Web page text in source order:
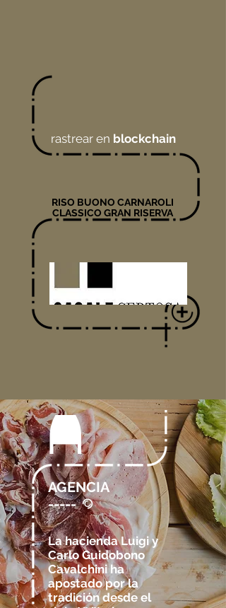
rastrear en blockchain
RISO BUONO CARNAROLI
CLASSICO GRAN RISERVA
AGENCIA
----- @
La hacienda Luigi y
Carlo Guidobono
Cavalchini ha
apostado por la
tradición​desde el